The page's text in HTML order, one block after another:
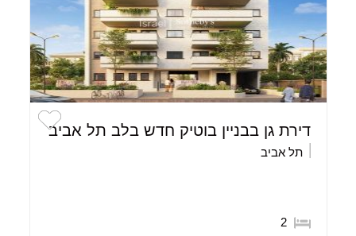
דירת גן בבניין בוטיק חדש בלב תל אביב
תל אביב
2